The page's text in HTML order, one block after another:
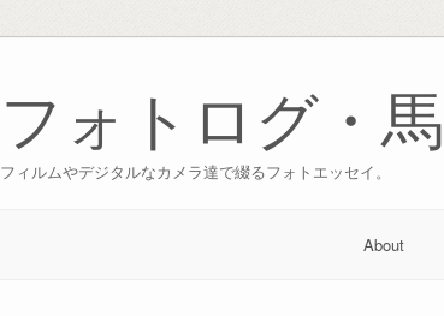
content
フォトログ・
フィルムやデジタルなカメラ達で綴るフォトエッセイ。
About